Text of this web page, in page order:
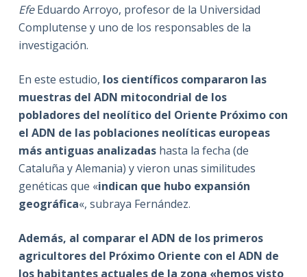
EfeEduardo Arroyo, profesor de la Universidad
Complutense y uno de los responsables de la
investigación.
En este estudio, los científicos compararon las
muestras del ADN mitocondrial de los
pobladores del neolítico del Oriente Próximo con
el ADN de las poblaciones neolíticas europeas
más antiguas analizadashasta la fecha (de
Cataluña y Alemania) y vieron unas similitudes
genéticas que «indican que hubo expansión
geográfica«, subraya Fernández.
Además, al comparar el ADN de los primeros
agricultores del Próximo Oriente con el ADN de
los habitantes actuales de la zona «hemos visto